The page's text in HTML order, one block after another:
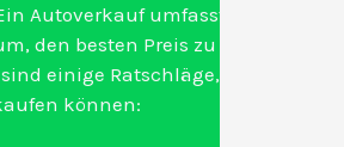
Autoverkauf umfasst
den besten Preis zu
einige Ratschläge,
können: